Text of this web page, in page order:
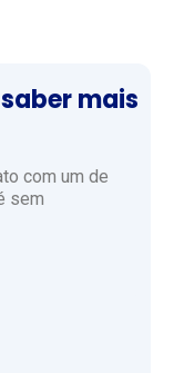
mais
com um de
sem